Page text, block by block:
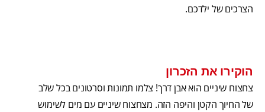
הצרכים של ילדכם.
הוקירו את הזכרון
צחצוח שיניים הוא אבן דרך! צלמו תמונות וסרטונים בכל שלב
של החיוך הקטן והיפה הזה. מצחצוח שיניים עם מים לשימוש